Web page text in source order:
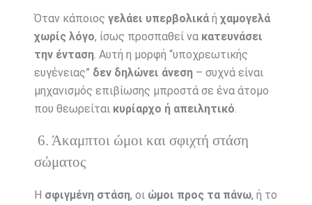
Όταν κάποιος γελάει υπερβολικάή χαμογελά
χωρίς λόγο, ίσως προσπαθεί να κατευνάσει
την ένταση. Αυτή η μορφή “υποχρεωτικής
ευγένειας” δεν δηλώνει άνεση– συχνά είναι
μηχανισμός επιβίωσης μπροστά σε ένα άτομο
που θεωρείται κυρίαρχο ή απειλητικό.
6. Άκαμπτοι ώμοι και σφιχτή στάση
σώματος
Η σφιγμένη στάση, οι ώμοι προς τα πάνω, ή το